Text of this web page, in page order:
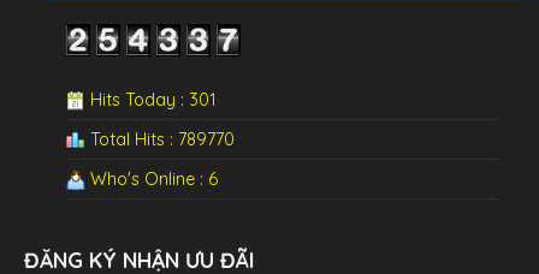
Hits Today : 301
Total Hits : 789770
Who's Online : 6
ĐĂNG KÝ NHẬN ƯU ĐÃI